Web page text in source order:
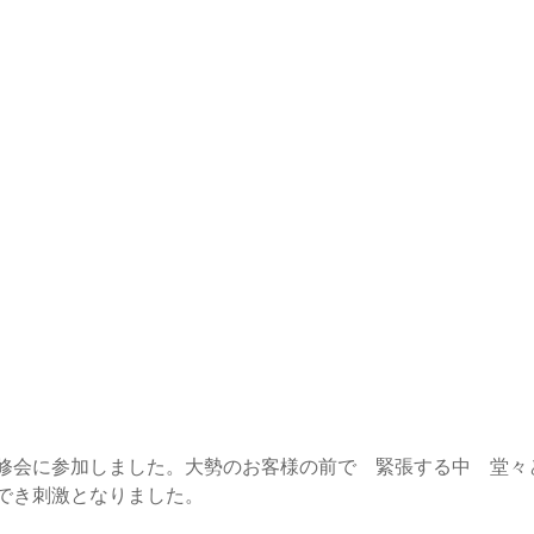
会に参加しました。大勢のお客様の前で 緊張する中 堂々
刺激となりました。